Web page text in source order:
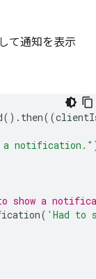
て通知を表示
(). then((
a notification."
show a
( 'Had to